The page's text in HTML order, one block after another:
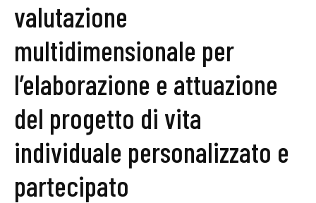
valutazione
multidimensionale per
l’elaborazione e attuazione
del progetto di vita
individuale personalizzato e
partecipato